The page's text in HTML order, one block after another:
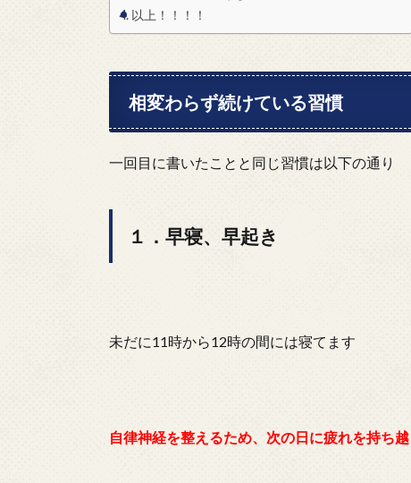
以上！！！！
相変わらず続けている習慣
一回目に書いたことと同じ習慣は以下の通り
１．早寝、早起き
未だに11時から12時の間には寝てます
自律神経を整えるため、次の日に疲れを持ち